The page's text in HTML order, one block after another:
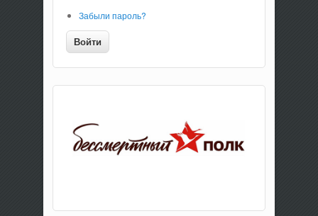
Забыли пароль?